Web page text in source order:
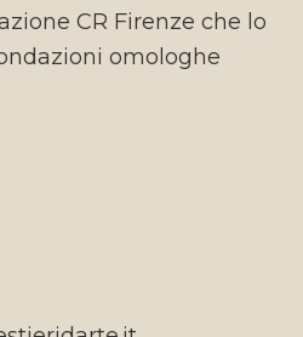
CR Firenze che lo
omologhe